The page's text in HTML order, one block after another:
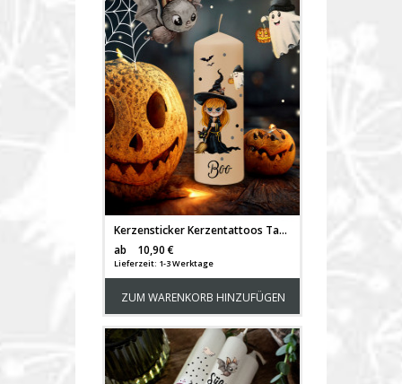
Kerzensticker Kerzentattoos Tattoofolie Halloween Hexe Kürbis für Kerzen oder Keramik A4 Bogen DIY Stickerbogen für bis zu 40 Kerzen kst8
ab
10,90 €
Lieferzeit: 1-3 Werktage
ZUM WARENKORB HINZUFÜGEN